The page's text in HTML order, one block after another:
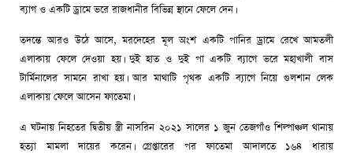
ব্যাগ ও একটি ড্রামে ভরে রাজধানীর বিভিন্ন স্থানে ফেলে দেন।
তদন্তে আরও উঠে আসে, মরদেহের মূল অংশ একটি পানির ড্রামে রেখে আমতলী
এলাকায় ফেলে দেওয়া হয়। দুই হাত ও দুই পা একটি ব্যাগে ভরে মহাখালী বাস
টার্মিনালের সামনে রাখা হয়। আর মাথাটি পৃথক একটি ব্যাগে নিয়ে গুলশান লেক
এলাকায় ফেলে আসেন ফাতেমা।
এ ঘটনায় নিহতের দ্বিতীয় স্ত্রী নাসরিন ২০২১ সালের ১ জুন তেজগাঁও শিল্পাঞ্চল থানায়
হত্যা মামলা দায়ের করেন। গ্রেপ্তারের পর ফাতেমা আদালতে ১৬৪ ধারায়